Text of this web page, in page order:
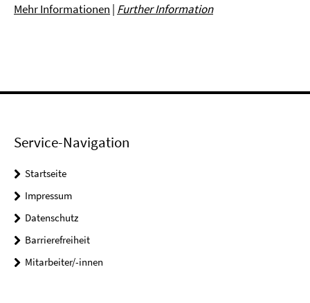
Mehr Informationen | Further Information
Service-Navigation
Startseite
Impressum
Datenschutz
Barrierefreiheit
Mitarbeiter/-innen